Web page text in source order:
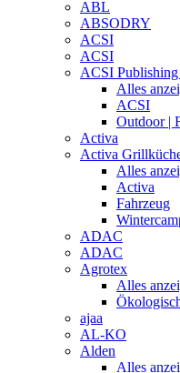
ABL
ABSODRY
ACSI
ACSI
ACSI
Alles
ACSI
Outdoor |
Activa
Activa
Alles
Activa
Fahrzeug
ADAC
ADAC
Agrotex
Alles
ajaa
AL-KO
Alden
Alles